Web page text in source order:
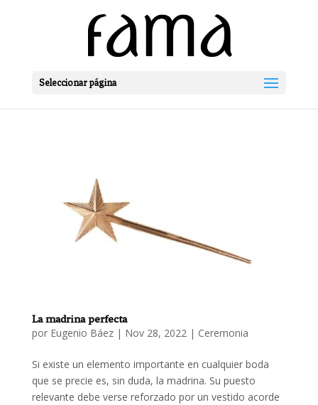
Seleccionar página
La madrina perfecta
por Eugenio Báez| Nov 28, 2022 | Ceremonia
Si existe un elemento importante en cualquier boda
que se precie es, sin duda, la madrina. Su puesto
relevante debe verse reforzado por un vestido acorde